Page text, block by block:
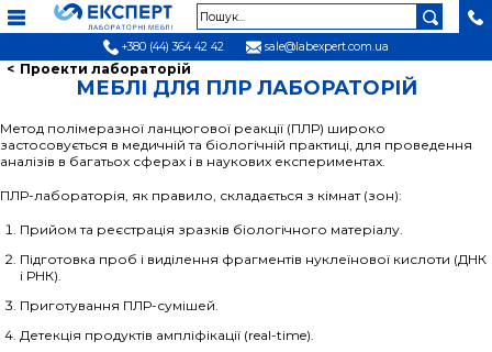
+380 (44) 364 42 42 sale@labexpert.com.ua
Проекти лабораторій
МЕБЛІ ДЛЯ ПЛР ЛАБОРАТОРІЙ
Метод полімеразної ланцюгової реакції (ПЛР) широко
застосовується в медичній та біологічній практиці, для проведення
аналізів в багатьох сферах і в наукових експериментах.
ПЛР-лабораторія, як правило, складається з кімнат (зон):
Прийом та реєстрація зразків біологічного матеріалу.
Підготовка проб і виділення фрагментів нуклеїнової кислоти (ДНК
і РНК).
Приготування ПЛР-сумішей.
Детекція продуктів ампліфікації (real-time).